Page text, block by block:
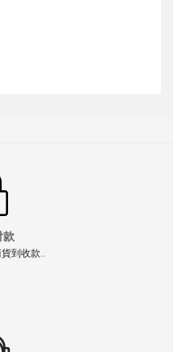
夾頭造型 步槍防火帽手
購物車
款
到收款..